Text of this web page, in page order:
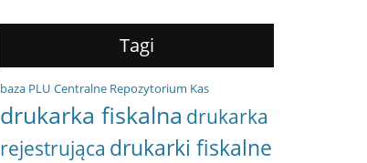
Tagi
baza PLU Centralne Repozytorium Kas
drukarka fiskalna drukarka
rejestrująca drukarki fiskalne